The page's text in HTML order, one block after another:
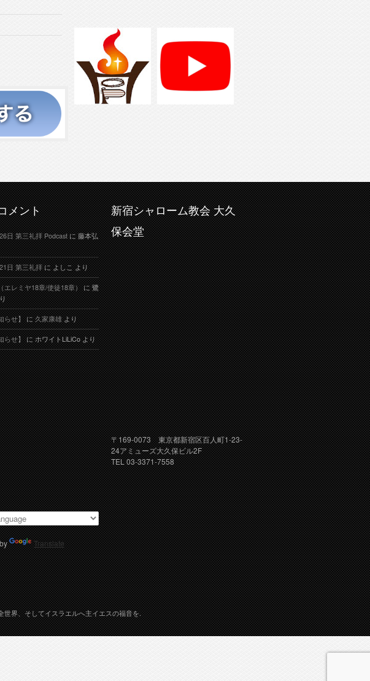
メント
日 第三礼拝 Podcastに藤本弘
日 第三礼拝によしこより
エレミヤ18章/使徒18章）に鷺
らせ】に久家康雄より
らせ】にホワイトLiLiCoより
新宿シャローム教会 大久
保会堂
〒169-0073 東京都新宿区百人町1-23-
24アミューズ大久保ビル2F
TEL 03-3371-7558
Translate
世界、そしてイスラエルへ主イエスの福音を.